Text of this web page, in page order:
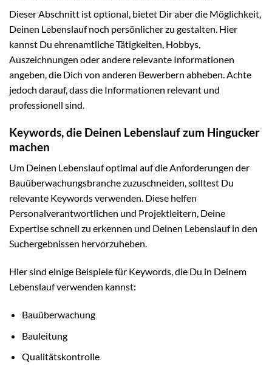
Dieser Abschnitt ist optional, bietet Dir aber die Möglichkeit,
Deinen Lebenslauf noch persönlicher zu gestalten. Hier
kannst Du ehrenamtliche Tätigkeiten, Hobbys,
Auszeichnungen oder andere relevante Informationen
angeben, die Dich von anderen Bewerbern abheben. Achte
jedoch darauf, dass die Informationen relevant und
professionell sind.
Keywords, die Deinen Lebenslauf zum Hingucker
machen
Um Deinen Lebenslauf optimal auf die Anforderungen der
Bauüberwachungsbranche zuzuschneiden, solltest Du
relevante Keywords verwenden. Diese helfen
Personalverantwortlichen und Projektleitern, Deine
Expertise schnell zu erkennen und Deinen Lebenslauf in den
Suchergebnissen hervorzuheben.
Hier sind einige Beispiele für Keywords, die Du in Deinem
Lebenslauf verwenden kannst:
Bauüberwachung
Bauleitung
Qualitätskontrolle